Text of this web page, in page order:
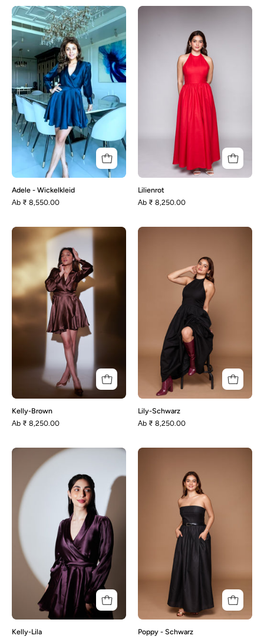
Adele
-
Wickelkleid
Adele - Wickelkleid
Аb ₹ 8,550.00
Lilienrot
Аb ₹ 8,250.00
Kelly-
Brown
Kelly-Brown
Аb ₹ 8,250.00
Lily-Schwarz
Аb ₹ 8,250.00
Kelly-
Kelly-Lila
-
Schwarz
Poppy - Schwarz